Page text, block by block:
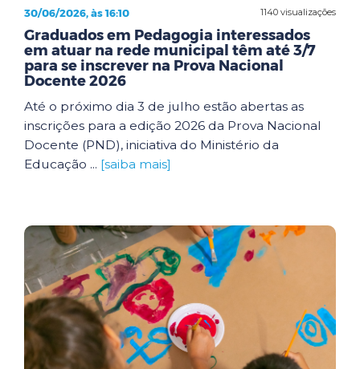
1140 visualizações
30/06/2026, às 16:10
Graduados em Pedagogia interessados
em atuar na rede municipal têm até 3/7
para se inscrever na Prova Nacional
Docente 2026
Até o próximo dia 3 de julho estão abertas as
inscrições para a edição 2026 da Prova Nacional
Docente (PND), iniciativa do Ministério da
Educação ... [saiba mais]